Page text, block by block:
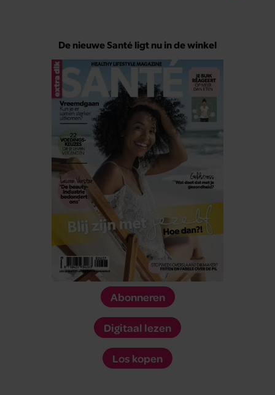
De nieuwe Santé ligt nu in de winkel
Abonneren
Digitaal lezen
Los kopen